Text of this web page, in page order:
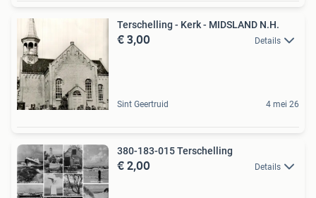
Terschelling - Kerk - MIDSLAND N.H.
€ 3,00 Details
Sint Geertruid 4 mei 26
380-183-015 Terschelling
€ 2,00 Details